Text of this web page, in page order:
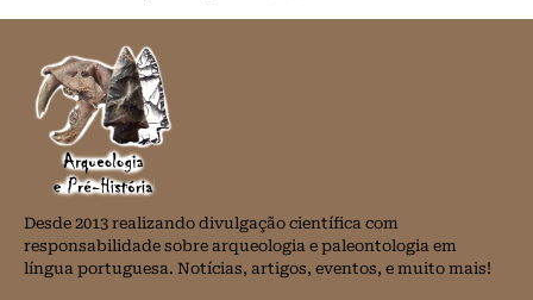
Desde 2013 realizando divulgação científica com
responsabilidade sobre arqueologia e paleontologia em
língua portuguesa. Notícias, artigos, eventos, e muito mais!